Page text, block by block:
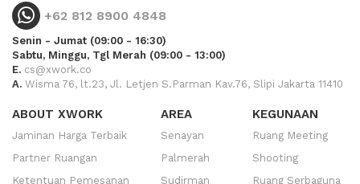
+62 812 8900 4848
Senin - Jumat (09:00 - 16:30)
Sabtu, Minggu, Tgl Merah (09:00 - 13:00)
E. cs@xwork.co
A. Wisma 76, lt.23, Jl. Letjen S.Parman Kav.76, Slipi Jakarta 11410
ABOUT XWORK
Jaminan Harga Terbaik
Partner Ruangan
Ketentuan Pemesanan
AREA
Senayan
Palmerah
Sudirman
KEGUNAAN
Ruang Meeting
Shooting
Ruang Serbaguna